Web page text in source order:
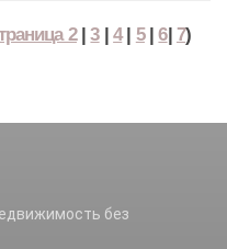
2|3|4| 5|6| 7)
без